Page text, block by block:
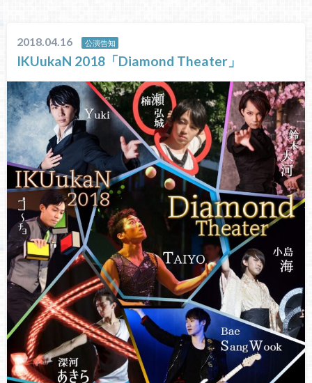
2018.04.16 公演告知
IKUukaN 2018「Diamond Theater」